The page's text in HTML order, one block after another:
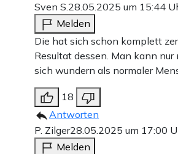
Sven S.28.05.2025 um 15:44
Melden
Die hat sich schon komplett
Resultat dessen. Man kann nur
sich wundern als normaler
18
Antworten
P. Zilger28.05.2025 um 17:00
Melden